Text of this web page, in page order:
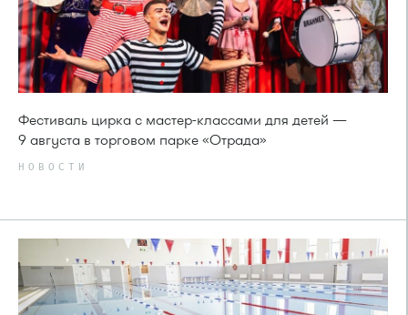
Фестиваль цирка с мастер-классами для детей —
9 августа в торговом парке «Отрада»
НОВОСТИ